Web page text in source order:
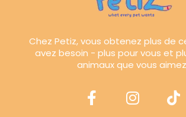
Chez Petiz, vous obtenez plus de
avez besoin - plus pour vous et
animaux que vous